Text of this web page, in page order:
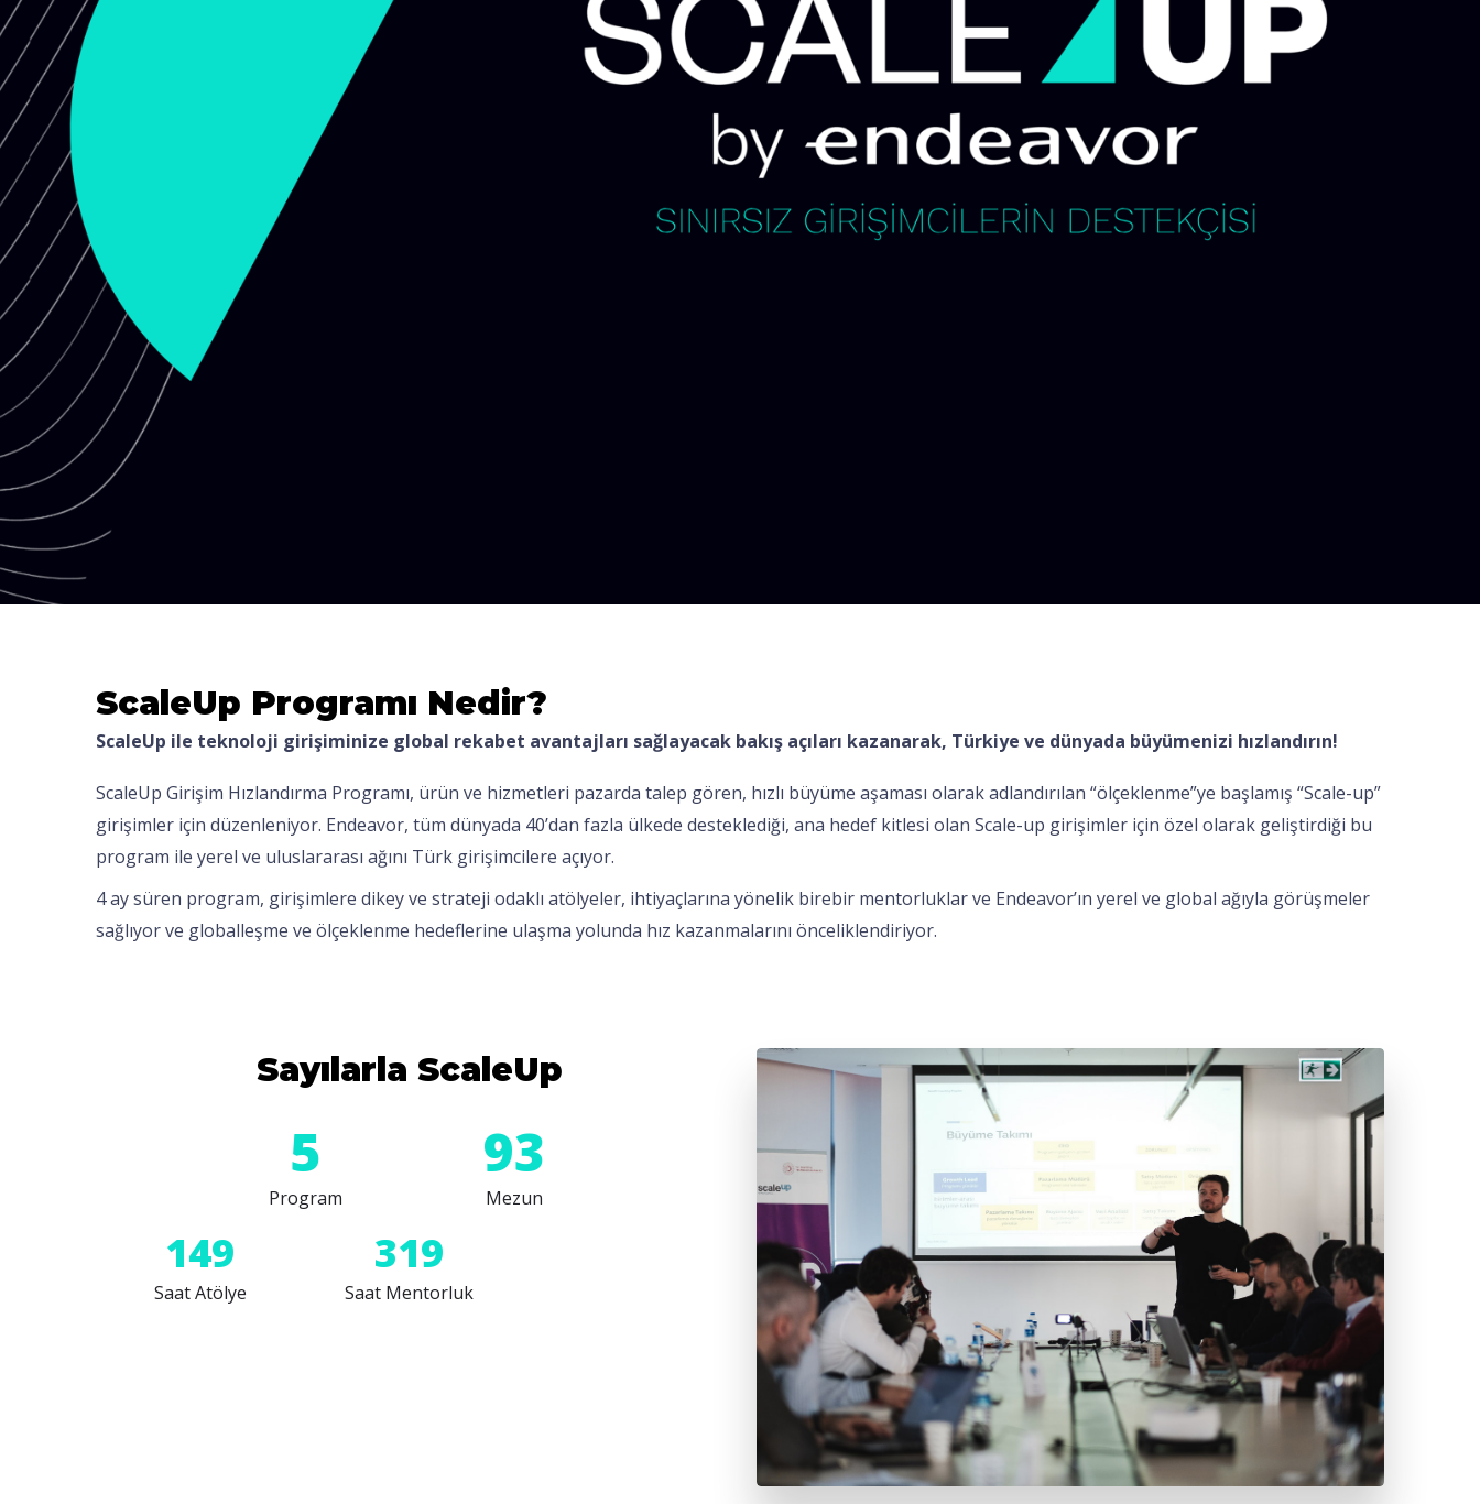
ScaleUp Programı Nedir?
ScaleUp ile teknoloji girişiminize global rekabet avantajları sağlayacak bakış açıları kazanarak, Türkiye ve dünyada büyümenizi hızlandırın!
ScaleUp Girişim Hızlandırma Programı, ürün ve hizmetleri pazarda talep gören, hızlı büyüme aşaması olarak adlandırılan “ölçeklenme”ye başlamış “Scale-up”
girişimler için düzenleniyor. Endeavor, tüm dünyada 40’dan fazla ülkede desteklediği, ana hedef kitlesi olan Scale-up girişimler için özel olarak geliştirdiği bu
program ile yerel ve uluslararası ağını Türk girişimcilere açıyor.
4 ay süren program, girişimlere dikey ve strateji odaklı atölyeler, ihtiyaçlarına yönelik birebir mentorluklar ve Endeavor’ın yerel ve global ağıyla görüşmeler
sağlıyor ve globalleşme ve ölçeklenme hedeflerine ulaşma yolunda hız kazanmalarını önceliklendiriyor.
Sayılarla ScaleUp
6
Program
94
Mezun
150
Saat Atölye
320
Saat Mentorluk